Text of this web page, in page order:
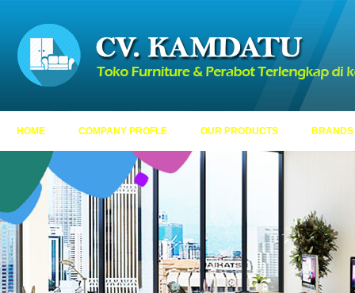
HOME COMPANY PROFLE OUR PRODUCTS BRANDS